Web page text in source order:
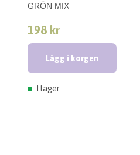
GRÖN MIX
198 kr
Lägg i korgen
I lager